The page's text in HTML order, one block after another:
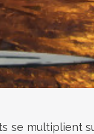
se multiplient